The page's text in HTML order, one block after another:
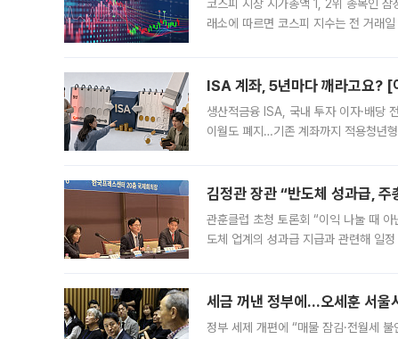
코스피 시장 시가총액 1, 2위 종목인
래소에 따르면 코스피 지수는 전 거
ISA 계좌, 5년마다 깨라고요? [
생산적금융 ISA, 국내 투자 이자·배당
이월도 폐지…기존 계좌까지 적용청년
김정관 장관 “반도체 성과급,
관훈클럽 초청 토론회 “이익 나눌 때
도체 업계의 성과급 지급과 관련해 일
세금 꺼낸 정부에…오세훈 서울
정부 세제 개편에 “매물 잠김·전월세